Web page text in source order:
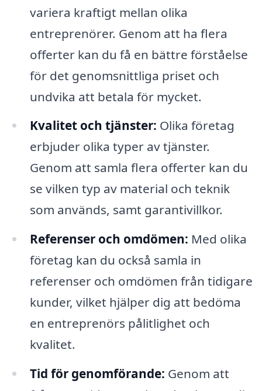
variera kraftigt mellan olika
entreprenörer. Genom att ha flera
offerter kan du få en bättre förståelse
för det genomsnittliga priset och
undvika att betala för mycket.
Kvalitet och tjänster: Olika företag
erbjuder olika typer av tjänster.
Genom att samla flera offerter kan du
se vilken typ av material och teknik
som används, samt garantivillkor.
Referenser och omdömen: Med olika
företag kan du också samla in
referenser och omdömen från tidigare
kunder, vilket hjälper dig att bedöma
en entreprenörs pålitlighet och
kvalitet.
Tid för genomförande: Genom att